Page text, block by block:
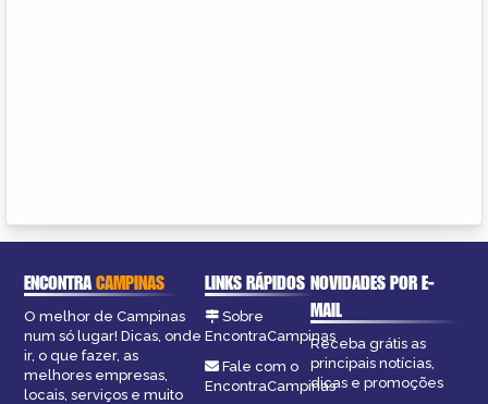
ENCONTRACAMPINAS
O melhor de Campinas
num só lugar! Dicas, onde
ir, o que fazer, as
melhores empresas,
locais, serviços e muito
LINKS RÁPIDOS
Sobre
EncontraCampinas
Fale com o
EncontraCampinas
NOVIDADES POR E-
MAIL
Receba grátis as
principais notícias,
dicas e promoções